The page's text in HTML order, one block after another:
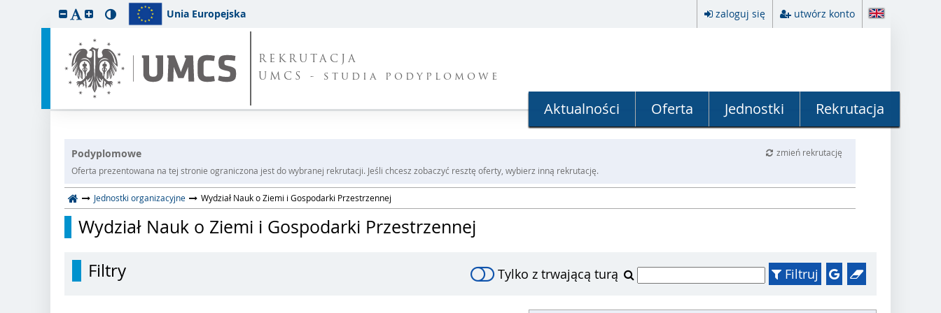
Unia Europejska zaloguj się utwórz konto
REKRUTACJA
UMCS - studia podyplomowe
Aktualności Oferta Jednostki Rekrutacja
Podyplomowe
zmień rekrutację
Oferta prezentowana na tej stronie ograniczona jest do wybranej rekrutacji. Jeśli chcesz zobaczyć resztę oferty, wybierz inną rekrutację.
Jednostki organizacyjne Wydział Nauk o Ziemi i Gospodarki Przestrzennej
Wydział Nauk o Ziemi i Gospodarki Przestrzennej
Filtry Tylko z trwającą turą Filtruj